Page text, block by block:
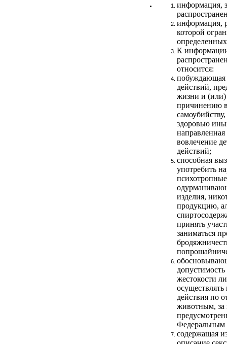
информация,
информация,
которой
К
относится:
побуждающая
действий,
жизни и (или)
причинению
здоровью
вовлечение
действий;
способная
употребить
изделия,
продукцию,
принять
заниматься
жестокости
действия по
животным, за
Федеральным
содержащая